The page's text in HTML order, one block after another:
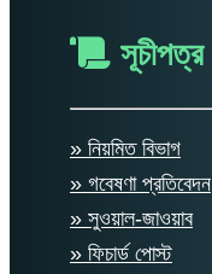
সূচীপত্র
» নিয়মিত বিভাগ
» গবেষণা প্রতিবেদন
» সুওয়াল-জাওয়াব
» ফিচার্ড পোস্ট